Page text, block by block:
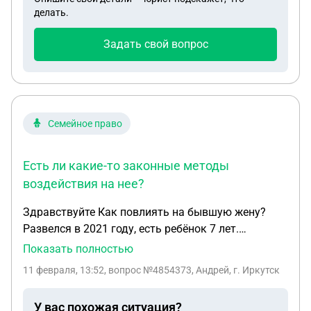
делать.
Задать свой вопрос
Семейное право
Есть ли какие-то законные методы
воздействия на нее?
Здравствуйте Как повлиять на бывшую жену?
Развелся в 2021 году, есть ребёнок 7 лет.
Официальные алименты. На протяжении всего
поливает меня и моих близких грязью. После
Показать полностью
11 февраля, 13:52, вопрос №4854373, Андрей, г. Иркутск
У вас похожая ситуация?